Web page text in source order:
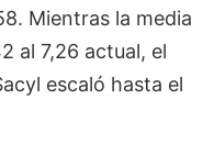
Mientras la media
al 7,26 actual, el
escaló hasta el